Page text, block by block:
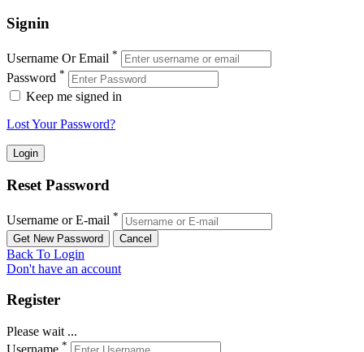
Signin
Username Or Email *
Password *
Keep me signed in
Lost Your Password?
Reset Password
Username or E-mail *
Back To Login
Don't have an account
Register
Please wait ...
*